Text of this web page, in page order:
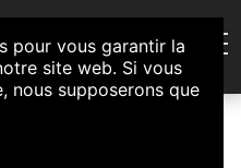
et d'Initiatives Citoyennes
pour vous garantir la
site web. Si vous
nous supposerons que